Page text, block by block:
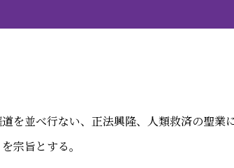
を並べ行ない、正法興隆、人類救済の聖業
宗旨とする。